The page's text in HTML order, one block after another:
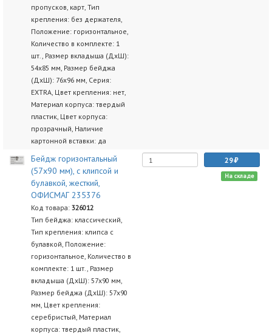
пропусков, карт, Тип
крепления: без держателя,
Положение: горизонтальное,
Количество в комплекте: 1
шт., Размер вкладыша (ДхШ):
54х85 мм, Размер бейджа
(ДхШ): 76х96 мм, Серия:
EXTRA, Цвет крепления: нет,
Материал корпуса: твердый
пластик, Цвет корпуса:
прозрачный, Наличие
картонной вставки: да
Бейдж горизонтальный
(57х90 мм), с клипсой и
булавкой, жесткий,
ОФИСМАГ 235376
Код товара: 326012
Тип бейджа: классический,
Тип крепления: клипса с
булавкой, Положение:
горизонтальное, Количество в
комплекте: 1 шт., Размер
вкладыша (ДхШ): 57х90 мм,
Размер бейджа (ДхШ): 57х90
мм, Цвет крепления:
серебристый, Материал
корпуса: твердый пластик,
29
На складе